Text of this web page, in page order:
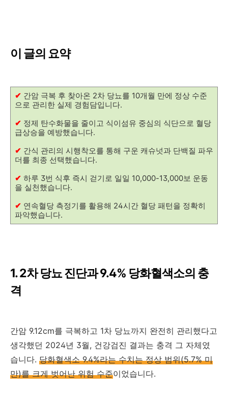
이 글의 요약
✔ 간암 극복 후 찾아온 2차 당뇨를 10개월 만에 정상 수준
으로 관리한 실제 경험담입니다.
✔ 정제 탄수화물을 줄이고 식이섬유 중심의 식단으로 혈당
급상승을 예방했습니다.
✔ 간식 관리의 시행착오를 통해 구운 캐슈넛과 단백질 파우
더를 최종 선택했습니다.
✔ 하루 3번 식후 즉시 걷기로 일일 10,000-13,000보 운동
을 실천했습니다.
✔ 연속혈당 측정기를 활용해 24시간 혈당 패턴을 정확히
파악했습니다.
1. 2차 당뇨 진단과 9.4% 당화혈색소의 충
격
간암 9.12cm를 극복하고 1차 당뇨까지 완전히 관리했다고
생각했던 2024년 3월, 건강검진 결과는 충격 그 자체였
습니다. 당화혈색소 9.4%라는 수치는 정상 범위(5.7% 미
만)를 크게 벗어난 위험 수준이었습니다.